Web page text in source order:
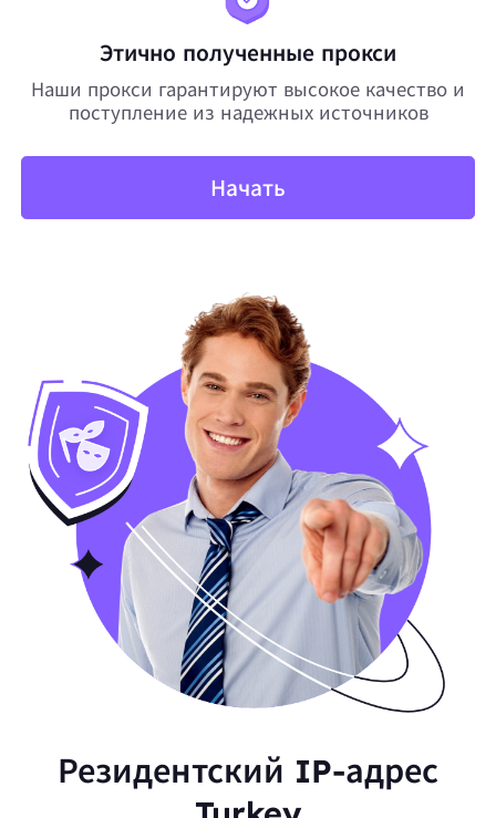
Этично полученные прокси
Наши прокси гарантируют высокое качество и
поступление из надежных источников
Начать
Резидентский IP-адрес